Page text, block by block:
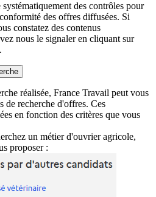
des contrôles pour
des offres diffusées. Si
constatez des contenus
nous le signaler en cliquant sur
réalisée, France Travail peut vous
de recherche d'offres. Ces
en fonction des critères que vous
un métier d'ouvrier agricole,
proposer :